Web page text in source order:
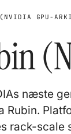
GPU-
næste
Rubin.
rack-